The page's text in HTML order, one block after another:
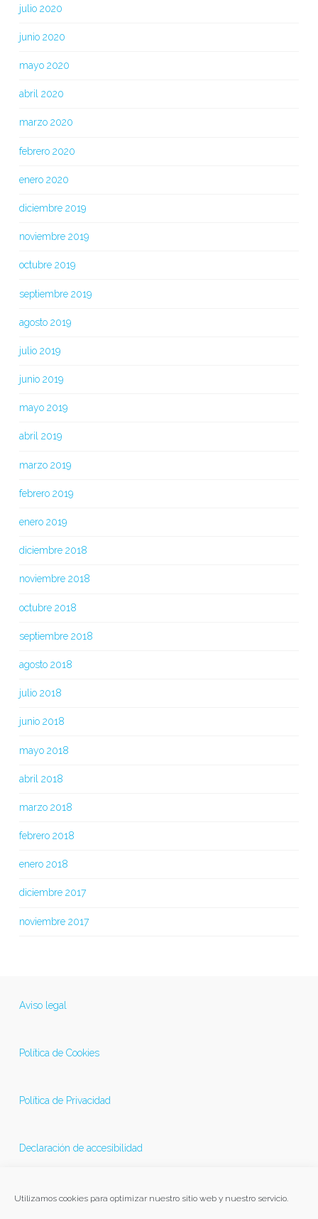
Utilizamos cookies para optimizar nuestro sitio web y nuestro servicio.
julio 2020
junio 2020
mayo 2020
abril 2020
marzo 2020
febrero 2020
enero 2020
diciembre 2019
noviembre 2019
octubre 2019
septiembre 2019
agosto 2019
julio 2019
junio 2019
mayo 2019
abril 2019
marzo 2019
febrero 2019
enero 2019
diciembre 2018
noviembre 2018
octubre 2018
septiembre 2018
agosto 2018
julio 2018
junio 2018
mayo 2018
abril 2018
marzo 2018
febrero 2018
enero 2018
diciembre 2017
noviembre 2017
Aviso legal
Política de Cookies
Política de Privacidad
Declaración de accesibilidad